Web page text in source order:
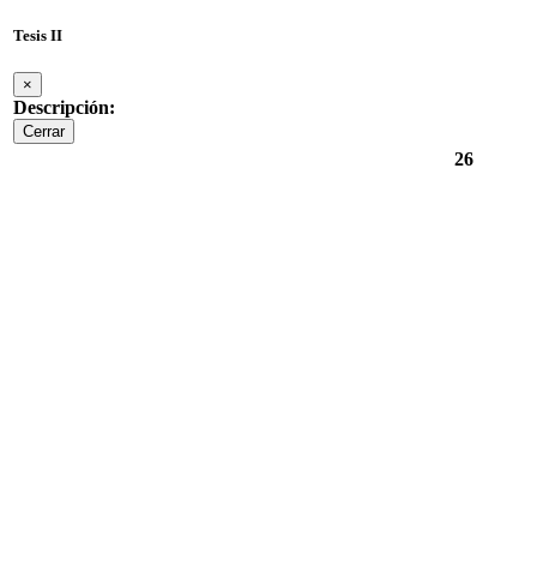
Tesis II
×
Descripción:
Cerrar
26